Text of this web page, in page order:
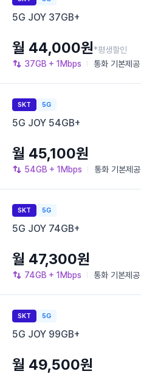
5G JOY 37GB+
37GB + 1Mbps 통화 기본제공
월 44,000원*평생할인
SKT 5G
5G JOY 54GB+
54GB + 1Mbps 통화 기본제공
월 45,100원
SKT 5G
5G JOY 74GB+
74GB + 1Mbps 통화 기본제공
월 47,300원
SKT 5G
5G JOY 99GB+
월 49,500원